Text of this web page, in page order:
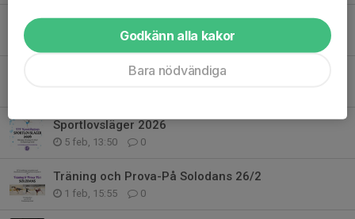
2 mar, 16:00 0
Årsmöte 19/3 kl 18:30
Sportlovsläger 2026
5 feb, 13:50 0
Träning och Prova-På Solodans 26/2
1 feb, 15:55 0
Godkänn alla kakor
Bara nödvändiga